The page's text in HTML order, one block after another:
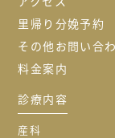
里帰り分娩予約
その他お問い合
料金案内
診療内容
産科